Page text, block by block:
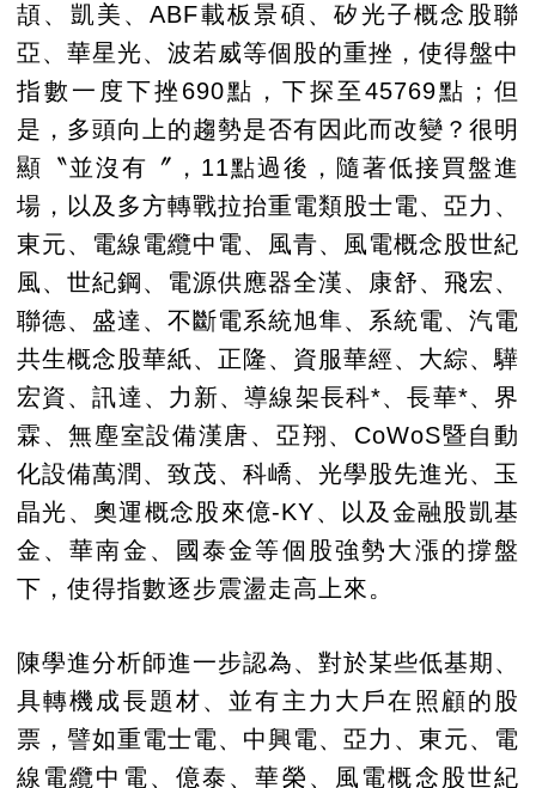
頡、凱美、ABF載板景碩、矽光子概念股聯
亞、華星光、波若威等個股的重挫，使得盤中
指數一度下挫690點，下探至45769點；但
是，多頭向上的趨勢是否有因此而改變？很明
顯〝並沒有〞，11點過後，隨著低接買盤進
場，以及多方轉戰拉抬重電類股士電、亞力、
東元、電線電纜中電、風青、風電概念股世紀
風、世紀鋼、電源供應器全漢、康舒、飛宏、
聯德、盛達、不斷電系統旭隼、系統電、汽電
共生概念股華紙、正隆、資服華經、大綜、驊
宏資、訊達、力新、導線架長科*、長華*、界
霖、無塵室設備漢唐、亞翔、CoWoS暨自動
化設備萬潤、致茂、科嶠、光學股先進光、玉
晶光、奧運概念股來億-KY、以及金融股凱基
金、華南金、國泰金等個股強勢大漲的撐盤
下，使得指數逐步震盪走高上來。
陳學進分析師進一步認為、對於某些低基期、
具轉機成長題材、並有主力大戶在照顧的股
票，譬如重電士電、中興電、亞力、東元、電
線電纜中電、億泰、華榮、風電概念股世紀